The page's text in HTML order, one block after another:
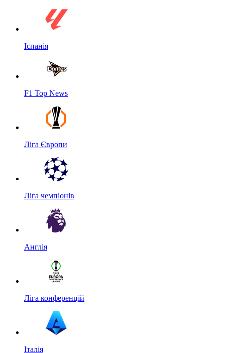
Іспанія
F1 Top News
Ліга Європи
Ліга чемпіонів
Англія
Ліга конференцій
Італія